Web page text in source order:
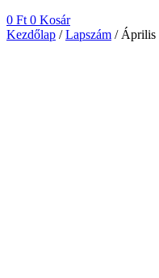
0 Ft 0 Kosár
Kezdőlap /Lapszám / Április